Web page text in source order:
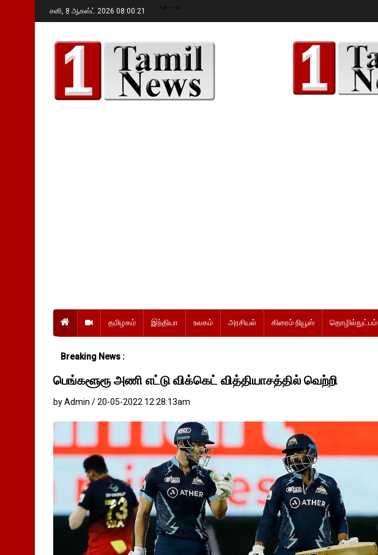
சனி, 8 ஆகஸ்ட் 2026 08:00:22 --> -->
தமிழகம் இந்தியா உலகம் அரசியல் கிரைம் நியூஸ் தொழில்நுட்பம்
Breaking News :
பெங்களூரூ அணி எட்டு விக்கெட் வித்தியாசத்தில் வெற்றி
by Admin / 20-05-2022 12:28:13am